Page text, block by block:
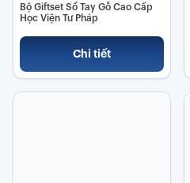
Bộ Giftset Sổ Tay Gỗ Cao Cấp
Học Viện Tư Pháp
Chi tiết